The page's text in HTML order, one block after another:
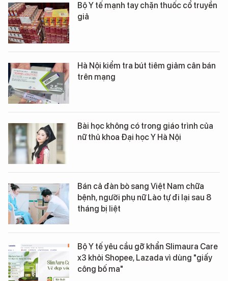
Bộ Y tế mạnh tay chặn thuốc cổ truyền
giả
Hà Nội kiểm tra bút tiêm giảm cân bán
trên mạng
Bài học không có trong giáo trình của
nữ thủ khoa Đại học Y Hà Nội
Bán cả đàn bò sang Việt Nam chữa
bệnh, người phụ nữ Lào tự đi lại sau 8
tháng bị liệt
Bộ Y tế yêu cầu gỡ khẩn Slimaura Care
x3 khỏi Shopee, Lazada vì dùng "giấy
công bố ma"